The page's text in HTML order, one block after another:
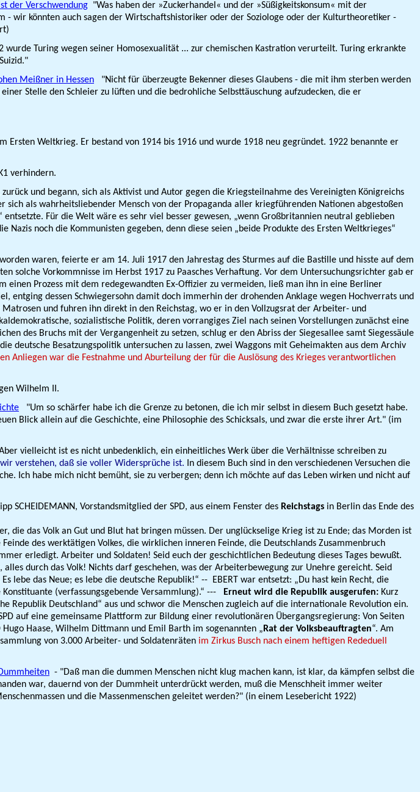
der Verschwendung "Was haben der »Zuckerhandel« und der »Süßigkeitskonsum« mit der
wir könnten auch sagen der Wirtschafts­historiker oder der Soziologe oder der Kultur­theoretiker -
Turing wegen seiner Homosexualität ... zur chemischen Kastration verurteilt. Turing erkrankte
Meißner in Hessen "Nicht für überzeugte Bekenner dieses Glaubens - die mit ihm sterben werden
Stelle den Schleier zu lüften und die bedrohliche Selbst­täuschung aufzudecken, die er
Weltkrieg. Er bestand von 1914 bis 1916 und wurde 1918 neu gegründet. 1922 benannte er
verhindern.
und begann, sich als Aktivist und Autor gegen die Kriegsteilnahme des Vereinigten Königreichs
als wahrheitsliebender Mensch von der Propaganda aller kriegführenden Nationen abgestoßen
Für die Welt wäre es sehr viel besser gewesen, „wenn Großbritannien neutral geblieben
noch die Kommunisten gegeben, denn diese seien „beide Produkte des Ersten Weltkrieges“
waren, feierte er am 14. Juli 1917 den Jahrestag des Sturmes auf die Bastille und hisste auf dem
Vorkommnisse im Herbst 1917 zu Paasches Verhaftung. Vor dem Untersuchungsrichter gab er
einen Prozess mit dem redegewandten Ex-Offizier zu vermeiden, ließ man ihn in eine Berliner
entging dessen Schwiegersohn damit doch immerhin der drohenden Anklage wegen Hochverrats und
und fuhren ihn direkt in den Reichstag, wo er in den Vollzugsrat der Arbeiter- und
sozialistische Politik, deren vorrangiges Ziel nach seinen Vorstellungen zunächst eine
des Bruchs mit der Vergangenheit zu setzen, schlug er den Abriss der Siegesallee samt Siegessäule
deutsche Besatzungspolitik untersuchen zu lassen, zwei Waggons mit Geheimakten aus dem Archiv
Anliegen war die Festnahme und Aburteilung der für die Auslösung des Krieges verantwortlichen
Wilhelm II.
"Um so schärfer habe ich die Grenze zu betonen, die ich mir selbst in diesem Buch gesetzt habe.
Blick allein auf die Geschichte, eine Philosophie des Schicksals, und zwar die erste ihrer Art." (im
vielleicht ist es nicht unbedenklich, ein einheitliches Werk über die Verhältnisse schreiben zu
verstehen, daß sie voller Widersprüche ist. In diesem Buch sind in den verschiedenen Versuchen die
Ich habe mich nicht bemüht, sie zu verbergen; denn ich möchte auf das Leben wirken und nicht auf
SCHEIDEMANN, Vorstandsmitglied der SPD, aus einem Fenster des Reichstags in Berlin das Ende des
das Volk an Gut und Blut hat bringen müssen. Der unglückselige Krieg ist zu Ende; das Morden ist
des werktätigen Volkes, die wirklichen inneren Feinde, die Deutschlands Zusammenbruch
erledigt. Arbeiter und Soldaten! Seid euch der geschichtlichen Bedeutung dieses Tages bewußt.
durch das Volk! Nichts darf geschehen, was der Arbeiterbewegung zur Unehre gereicht. Seid
lebe das Neue; es lebe die deutsche Republik!“ --
EBERT war entsetzt: „Du hast kein Recht, die
(verfassungsgebende Versammlung).“ ---
Erneut wird die Republik ausgerufen: Kurz
Republik Deutschland“ aus und schwor die Menschen zugleich auf die internationale Revolution ein.
auf eine gemeinsame Plattform zur Bildung einer revolutionären Übergangsregierung: Von Seiten
Haase, Wilhelm Dittmann und Emil Barth im sogenannten „ Rat der Volksbeauftragten“. Am
von 3.000 Arbeiter- und Soldaten­räten im Zirkus Busch nach einem heftigen Rededuell
- "Daß man die dummen Menschen nicht klug machen kann, ist klar, da kämpfen selbst die
war, dauernd von der Dummheit unterdrückt werden, muß die Menschheit immer weiter
und die Massenmenschen geleitet werden?" (in einem Lesebericht 1922)